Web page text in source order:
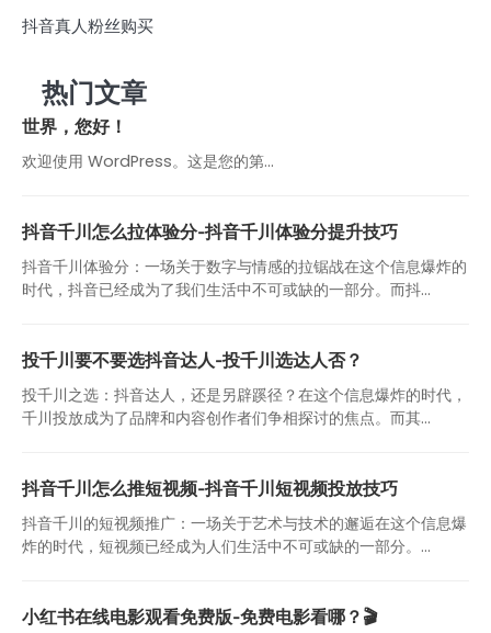
抖音真人粉丝购买
热门文章
世界，您好！
欢迎使用 WordPress。这是您的第…
抖音千川怎么拉体验分-抖音千川体验分提升技巧
抖音千川体验分：一场关于数字与情感的拉锯战在这个信息爆炸的
时代，抖音已经成为了我们生活中不可或缺的一部分。而抖...
投千川要不要选抖音达人-投千川选达人否？
投千川之选：抖音达人，还是另辟蹊径？在这个信息爆炸的时代，
千川投放成为了品牌和内容创作者们争相探讨的焦点。而其...
抖音千川怎么推短视频-抖音千川短视频投放技巧
抖音千川的短视频推广：一场关于艺术与技术的邂逅在这个信息爆
炸的时代，短视频已经成为人们生活中不可或缺的一部分。...
小红书在线电影观看免费版-免费电影看哪？🎬